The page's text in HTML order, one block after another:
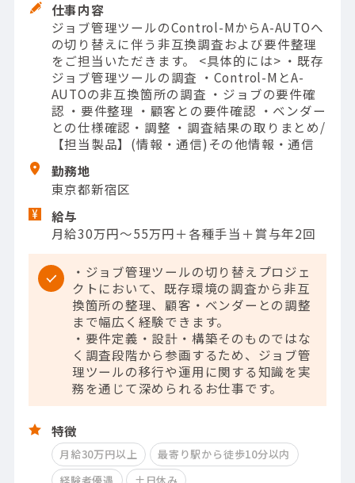
仕事内容
ジョブ管理ツールのControl-MからA-AUTOへ
の切り替えに伴う非互換調査および要件整理
をご担当いただきます。 <具体的には> ・既存
ジョブ管理ツールの調査 ・Control-MとA-
AUTOの非互換箇所の調査 ・ジョブの要件確
認 ・要件整理 ・顧客との要件確認 ・ベンダー
との仕様確認・調整 ・調査結果の取りまとめ/
【担当製品】(情報・通信)その他情報・通信
勤務地
東京都新宿区
給与
月給30万円～55万円＋各種手当＋賞与年2回
・ジョブ管理ツールの切り替えプロジェ
クトにおいて、既存環境の調査から非互
換箇所の整理、顧客・ベンダーとの調整
まで幅広く経験できます。
・要件定義・設計・構築そのものではな
く調査段階から参画するため、ジョブ管
理ツールの移行や運用に関する知識を実
務を通じて深められるお仕事です。
特徴
月給30万円以上
最寄り駅から徒歩10分以内